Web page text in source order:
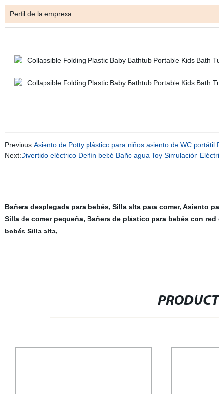
Perfil de la empresa
Previous:Asiento de Potty plástico para niños asiento de WC portátil
Next:Divertido eléctrico Delfín bebé Baño agua Toy Simulación
Bañera desplegada para bebés, Silla alta para comer, Asiento
Silla de comer pequeña, Bañera de plástico para bebés con red
bebés Silla alta,